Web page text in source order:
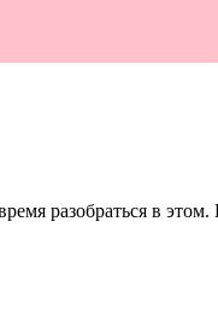
разобраться в этом.